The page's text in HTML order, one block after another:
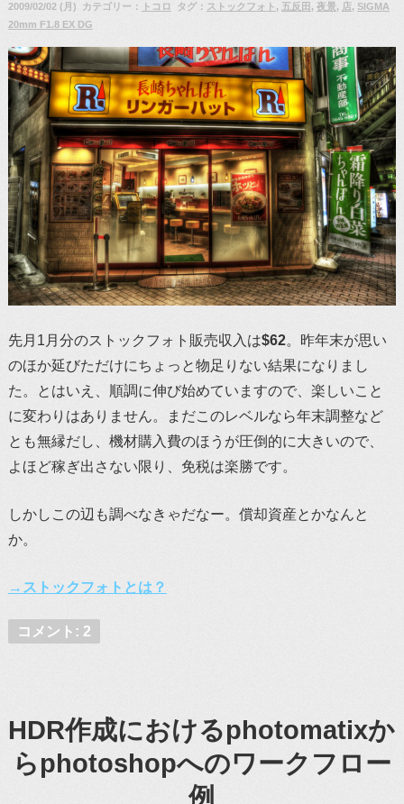
2009/02/02 (月) カテゴリー： トコロ タグ： ストックフォト , 五反田 , 夜景, 店, SIGMA
20mm F1.8 EX DG
先月1月分のストックフォト販売収入は$62。昨年末が思い
のほか延びただけにちょっと物足りない結果になりまし
た。とはいえ、順調に伸び始めていますので、楽しいこと
に変わりはありません。まだこのレベルなら年末調整など
とも無縁だし、機材購入費のほうが圧倒的に大きいので、
よほど稼ぎ出さない限り、免税は楽勝です。
しかしこの辺も調べなきゃだなー。償却資産とかなんと
か。
→ストックフォトとは？
コメント: 2
HDR作成におけるphotomatixか
らphotoshopへのワークフロー
例